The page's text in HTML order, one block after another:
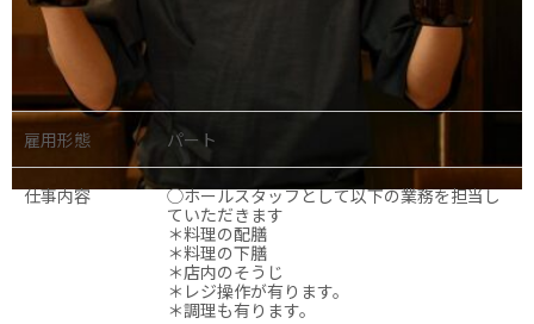
雇用形態 パート
仕事内容
◯ホールスタッフとして以下の業務を担当し
ていただきます
＊料理の配膳
＊料理の下膳
＊店内のそうじ
＊レジ操作が有ります。
＊調理も有ります。